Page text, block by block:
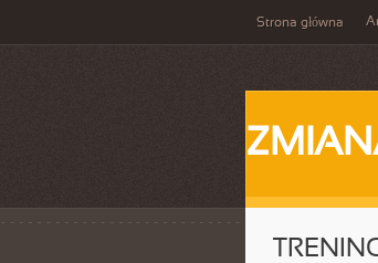
Strona główna